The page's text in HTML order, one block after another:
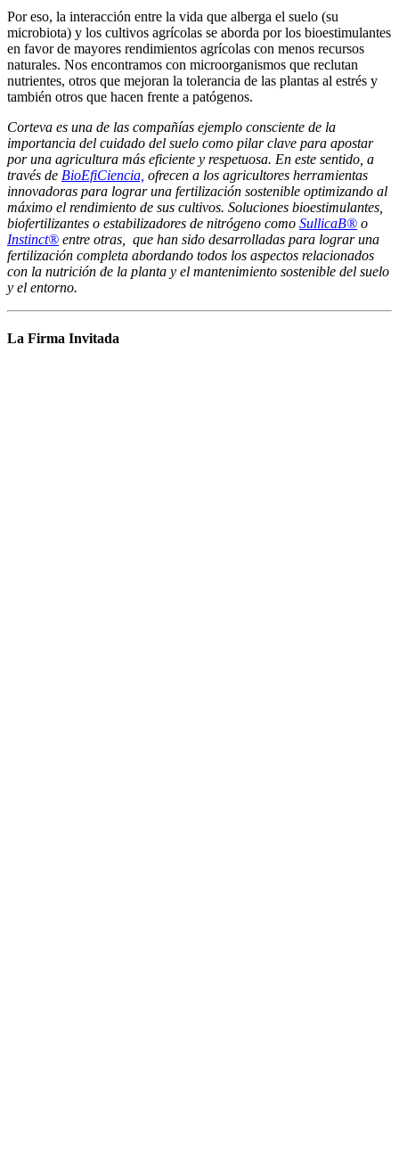
Por eso, la interacción entre la vida que alberga el suelo (su
microbiota) y los cultivos agrícolas se aborda por los bioestimulantes
en favor de mayores rendimientos agrícolas con menos recursos
naturales. Nos encontramos con microorganismos que reclutan
nutrientes, otros que mejoran la tolerancia de las plantas al estrés y
también otros que hacen frente a patógenos.
Corteva es una de las compañías ejemplo consciente de la
importancia del cuidado del suelo como pilar clave para apostar
por una agricultura más eficiente y respetuosa. En este sentido, a
través de BioEfiCiencia, ofrecen a los agricultores herramientas
innovadoras para lograr una fertilización sostenible optimizando al
máximo el rendimiento de sus cultivos. Soluciones bioestimulantes,
biofertilizantes o estabilizadores de nitrógeno como SullicaB® o
Instinct® entre otras, que han sido desarrolladas para lograr una
fertilización completa abordando todos los aspectos relacionados
con la nutrición de la planta y el mantenimiento sostenible del suelo
y el entorno.
La Firma Invitada